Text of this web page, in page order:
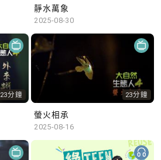
靜水萬象
2025-08-30
23分鐘 23分鐘
螢火相承
2025-08-16